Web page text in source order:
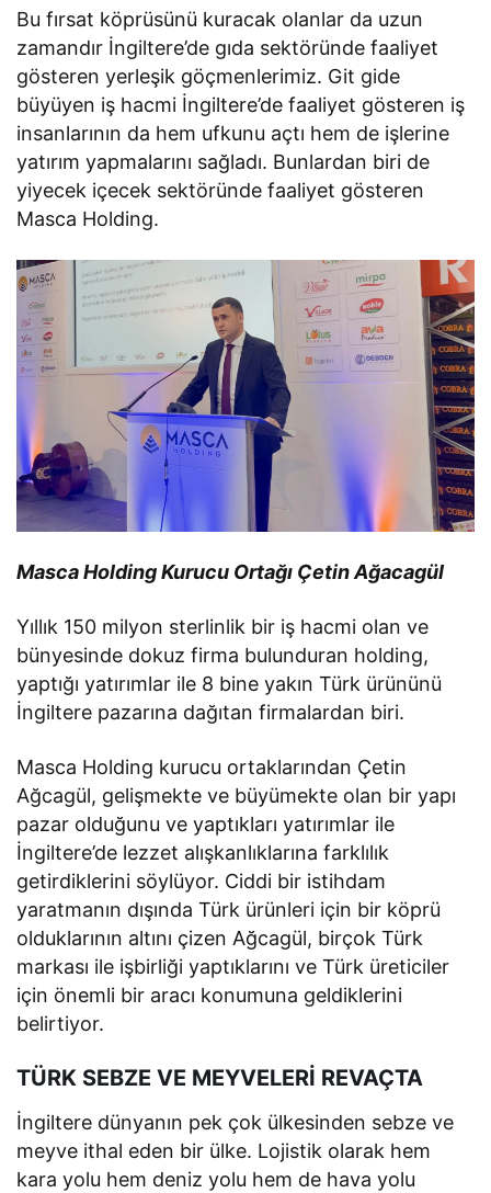
Bu fırsat köprüsünü kuracak olanlar da uzun
zamandır İngiltere’de gıda sektöründe faaliyet
gösteren yerleşik göçmenlerimiz. Git gide
büyüyen iş hacmi İngiltere’de faaliyet gösteren iş
insanlarının da hem ufkunu açtı hem de işlerine
yatırım yapmalarını sağladı. Bunlardan biri de
yiyecek içecek sektöründe faaliyet gösteren
Masca Holding.
Masca Holding Kurucu Ortağı Çetin Ağacagül
Yıllık 150 milyon sterlinlik bir iş hacmi olan ve
bünyesinde dokuz firma bulunduran holding,
yaptığı yatırımlar ile 8 bine yakın Türk ürününü
İngiltere pazarına dağıtan firmalardan biri.
Masca Holding kurucu ortaklarından Çetin
Ağcagül, gelişmekte ve büyümekte olan bir yapı
pazar olduğunu ve yaptıkları yatırımlar ile
İngiltere’de lezzet alışkanlıklarına farklılık
getirdiklerini söylüyor. Ciddi bir istihdam
yaratmanın dışında Türk ürünleri için bir köprü
olduklarının altını çizen Ağcagül, birçok Türk
markası ile işbirliği yaptıklarını ve Türk üreticiler
için önemli bir aracı konumuna geldiklerini
belirtiyor.
TÜRK SEBZE VE MEYVELERİ REVAÇTA
İngiltere dünyanın pek çok ülkesinden sebze ve
meyve ithal eden bir ülke. Lojistik olarak hem
kara yolu hem deniz yolu hem de hava yolu